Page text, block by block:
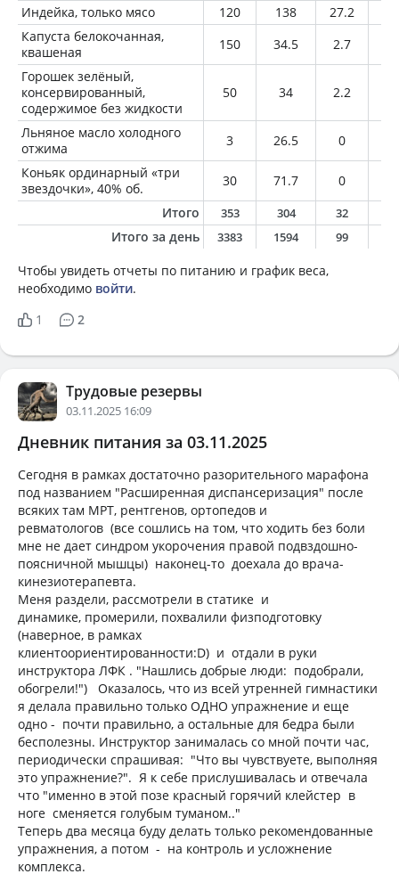
Индейка, только мясо 120 138 27.2
Капуста белокочанная,
квашеная
150 34.5 2.7
Горошек зелёный,
консервированный,
содержимое без жидкости
50 34 2.2
Льняное масло холодного
отжима
3 26.5 0
Коньяк ординарный «три
звездочки», 40% об.
30 71.7 0
Итого
353 304 32
Итого за день 3383 1594 99
Чтобы увидеть отчеты по питанию и график веса,
необходимо войти.
1
2
Трудовые резервы
03.11.2025 16:09
Дневник питания за 03.11.2025
Сегодня в рамках достаточно разорительного марафона
под названием "Расширенная диспансеризация" после
всяких там МРТ, рентгенов, ортопедов и
ревматологов (все сошлись на том, что ходить без боли
мне не дает синдром укорочения правой подвздошно-
поясничной мышцы) наконец-то доехала до врача-
кинезиотерапевта.
Меня раздели, рассмотрели в статике и
динамике, промерили, похвалили физподготовку
(наверное, в рамках
клиентоориентированности:D) и отдали в руки
инструктора ЛФК . "Нашлись добрые люди: подобрали,
обогрели!") Оказалось, что из всей утренней гимнастики
я делала правильно только ОДНО упражнение и еще
одно - почти правильно, а остальные для бедра были
бесполезны. Инструктор занималась со мной почти час,
периодически спрашивая: "Что вы чувствуете, выполняя
это упражнение?". Я к себе прислушивалась и отвечала
что "именно в этой позе красный горячий клейстер в
ноге сменяется голубым туманом.."
Теперь два месяца буду делать только рекомендованные
упражнения, а потом - на контроль и усложнение
комплекса.